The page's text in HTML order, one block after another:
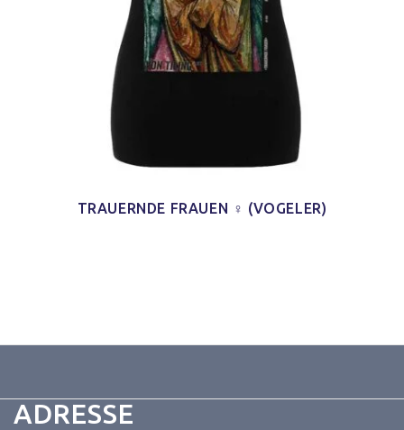
TRAUERNDE FRAUEN ♀ (VOGELER)
ADRESSE